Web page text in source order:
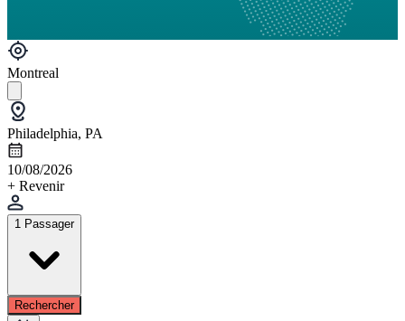
Montreal
Philadelphia, PA
10/08/2026
+ Revenir
1 Passager
Rechercher